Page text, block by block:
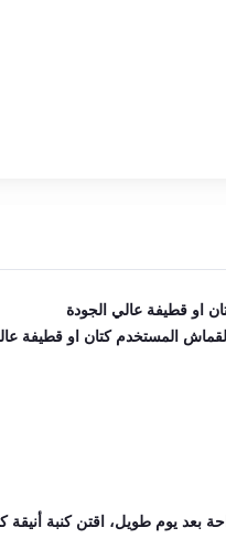
او قطيفة عالي الجودة
المستخدم كتان او قطيفة
يوم طويل، اقتن كنبة أنيقة